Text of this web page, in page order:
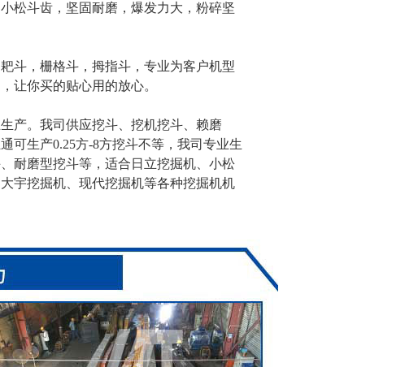
松斗齿，坚固耐磨，爆发力大，粉碎坚
斗，栅格斗，拇指斗，专业为客户机型
让你买的贴心用的放心。
产。我司供应挖斗、挖机挖斗、赖磨
可生产0.25方-8方挖斗不等，我司专业生
耐磨型挖斗等，适合日立挖掘机、小松
宇挖掘机、现代挖掘机等各种挖掘机机